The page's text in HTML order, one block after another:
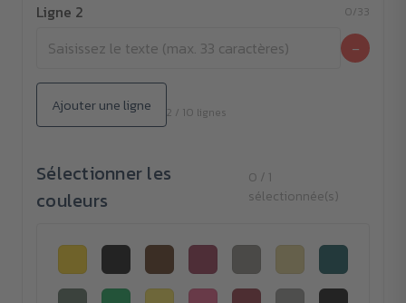
Ligne 2 0/33
−
Ajouter une ligne 2 / 10 lignes
Sélectionner les
couleurs
0 / 1
sélectionnée(s)